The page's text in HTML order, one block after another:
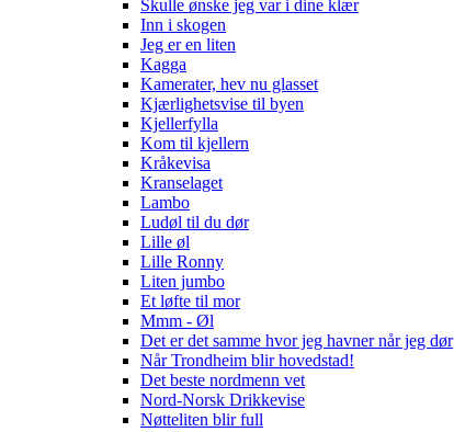
Skulle ønske jeg var i dine klær
Inn i skogen
Jeg er en liten
Kagga
Kamerater, hev nu glasset
Kjærlighetsvise til byen
Kjellerfylla
Kom til kjellern
Kråkevisa
Kranselaget
Lambo
Ludøl til du dør
Lille øl
Lille Ronny
Liten jumbo
Et løfte til mor
Mmm - Øl
Det er det samme hvor jeg havner når jeg dør
Når Trondheim blir hovedstad!
Det beste nordmenn vet
Nord-Norsk Drikkevise
Nøtteliten blir full